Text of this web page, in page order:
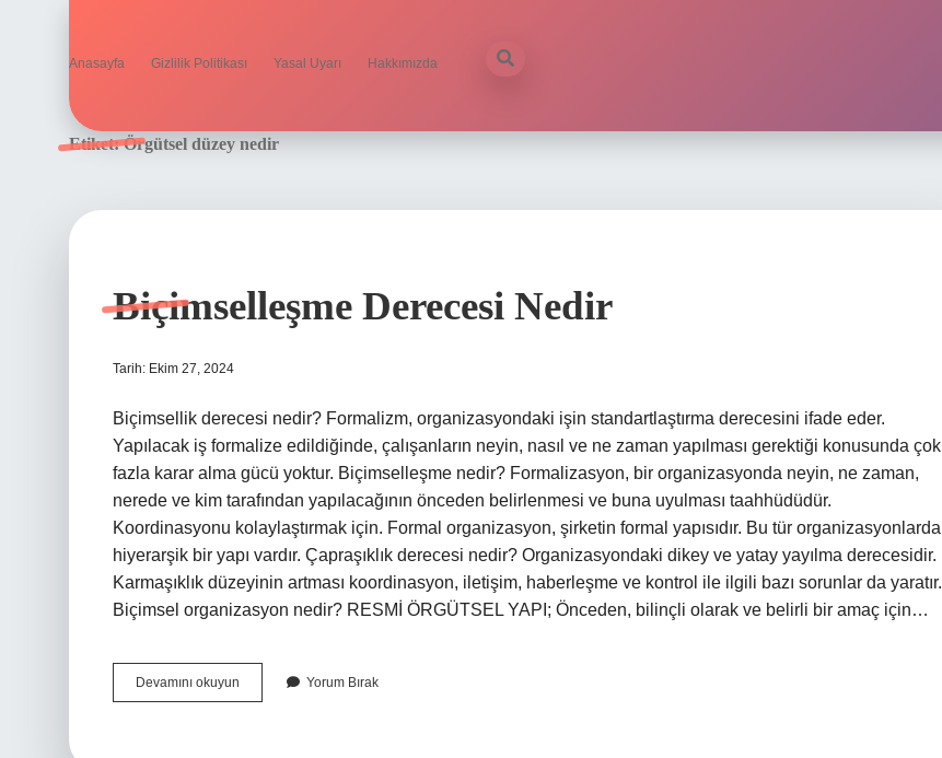
Anasayfa Gizlilik Politikası Yasal Uyarı Hakkımızda
Etiket:Örgütsel düzey nedir
Biçimselleşme Derecesi Nedir
Tarih: Ekim 27, 2024
Biçimsellik derecesi nedir? Formalizm, organizasyondaki işin standartlaştırma derecesini ifade eder.
Yapılacak iş formalize edildiğinde, çalışanların neyin, nasıl ve ne zaman yapılması gerektiği konusunda çok
fazla karar alma gücü yoktur. Biçimselleşme nedir? Formalizasyon, bir organizasyonda neyin, ne zaman,
nerede ve kim tarafından yapılacağının önceden belirlenmesi ve buna uyulması taahhüdüdür.
Koordinasyonu kolaylaştırmak için. Formal organizasyon, şirketin formal yapısıdır. Bu tür organizasyonlarda
hiyerarşik bir yapı vardır. Çapraşıklık derecesi nedir? Organizasyondaki dikey ve yatay yayılma derecesidir.
Karmaşıklık düzeyinin artması koordinasyon, iletişim, haberleşme ve kontrol ile ilgili bazı sorunlar da yaratır.
Biçimsel organizasyon nedir? RESMİ ÖRGÜTSEL YAPI; Önceden, bilinçli olarak ve belirli bir amaç için…
Devamını okuyun Biçimselleşme
Derecesi
Yorum Bırak